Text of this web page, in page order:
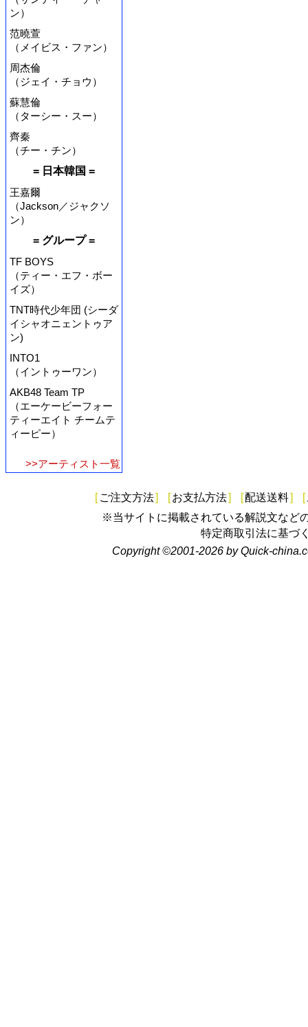
ン）
范曉萱
（メイビス・ファン）
周杰倫
（ジェイ・チョウ）
蘇慧倫
（ターシー・スー）
齊秦
（チー・チン）
= 日本韓国 =
王嘉爾
（Jackson／ジャクソ
ン）
= グループ =
TF BOYS
（ティー・エフ・ボー
イズ）
TNT時代少年団 (シーダ
イシャオニェントゥア
ン)
INTO1
（イントゥーワン）
AKB48 Team TP
（エーケービーフォー
ティーエイト チームテ
ィーピー）
>>アーティスト一覧
[ ご注文方法] [お支払方法] [配送送料] [
※当サイトに掲載されている解説文など
特定商取引法に基づ
Copyright ©2001-2026 by Quick-